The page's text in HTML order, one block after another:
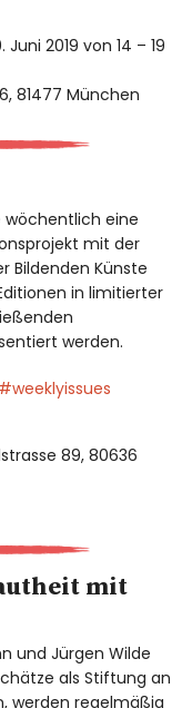
2019 von 14 – 19
81477 München
wöchentlich eine
mit der
Bildenden Künste
in limitierter
werden.
89, 80636
mit
und Jürgen Wilde
als Stiftung an
werden regelmäßig